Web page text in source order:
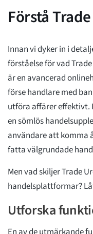
Förstå
Innan vi dyker in i
förståelse för vad
är en avancerad
förse handlare med
utföra affärer effektivt.
en sömlös
användare att komma
fatta välgrundade
Men vad skiljer Trade
handelsplattformar?
Utforska